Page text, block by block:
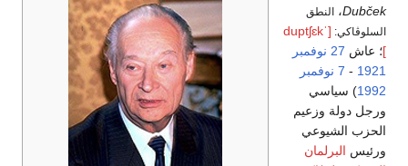
Dubček، النطق
السلوڤاكي:
[ˈduptʃɛk
]؛ عاش 27 نوفمبر
1921
- 7 نوفمبر
1992) سياسي
ورجل دولة وزعيم
الحزب الشيوعي
ورئيس البرلمان